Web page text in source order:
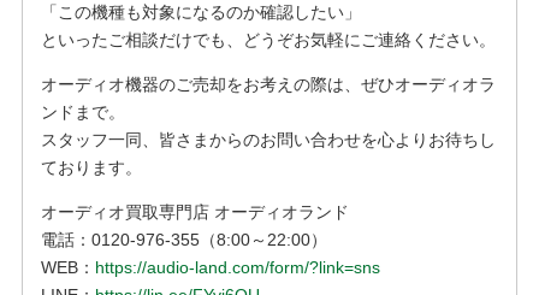
「この機種も対象になるのか確認したい」
といったご相談だけでも、どうぞお気軽にご連絡ください。
オーディオ機器のご売却をお考えの際は、ぜひオーディオラ
ンドまで。
スタッフ一同、皆さまからのお問い合わせを心よりお待ちし
ております。
オーディオ買取専門店 オーディオランド
電話：0120-976-355（8:00～22:00）
WEB： https://audio-land.com/form/?link=sns